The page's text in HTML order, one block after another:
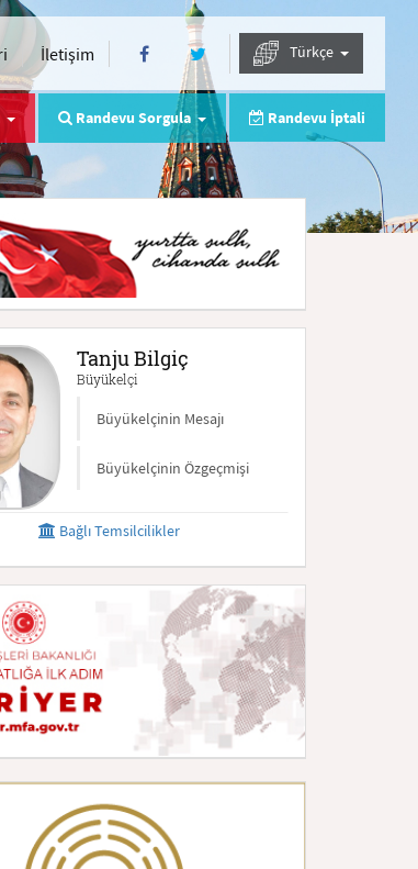
İletişim Türkçe
Randevu Sorgula Randevu İptali
Tanju Bilgiç
Büyükelçi
Büyükelçinin Mesajı
Büyükelçinin Özgeçmişi
Bağlı Temsilcilikler